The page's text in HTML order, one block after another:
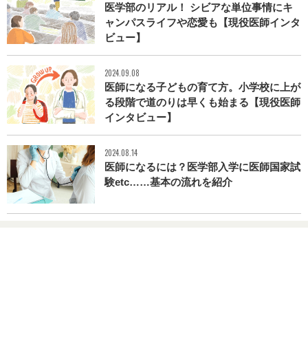
医学部のリアル！ シビアな単位事情にキ
ャンパスライフや恋愛も【現役医師インタ
ビュー】
2024.09.08
医師になる子どもの育て方。小学校に上が
る段階で道のりは早くも始まる【現役医師
インタビュー】
2024.08.14
医師になるには？医学部入学に医師国家試
験etc……基本の流れを紹介